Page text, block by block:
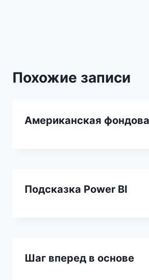
Похожие записи
Американская
Подсказка Power BI
Шаг вперед в основе